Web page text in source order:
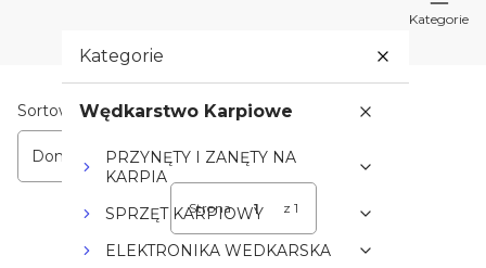
Kategorie
Kategorie
Wędkarstwo Karpiowe
PRZYNĘTY I ZANĘTY NA
KARPIA
SPRZĘT KARPIOWY
ELEKTRONIKA WEDKARSKA
Lista produktów
Sortowanie:
Domyślne
Strona z 1